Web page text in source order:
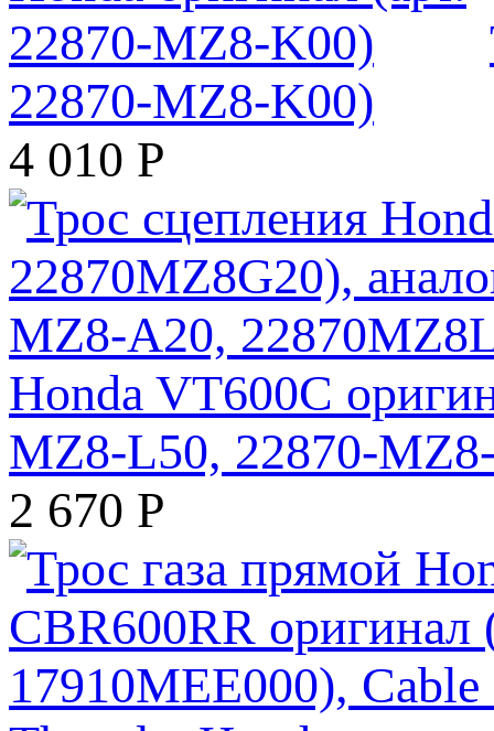
22870-MZ8-K00)
4 010 Р
Honda VT600C
MZ8-L50, 22870-
2 670 Р